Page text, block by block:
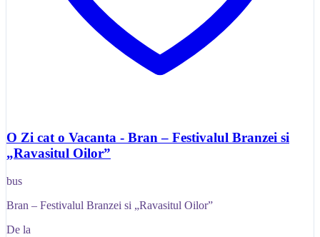
O Zi cat o Vacanta - Bran – Festivalul Branzei si
„Ravasitul Oilor”
bus
Bran – Festivalul Branzei si „Ravasitul Oilor”
De la